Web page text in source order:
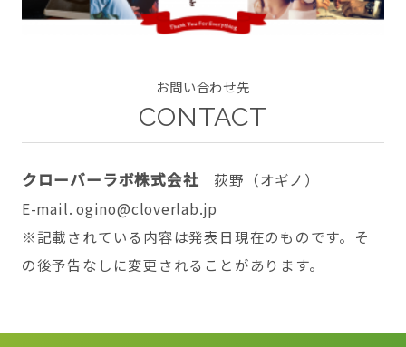
CONTACT
お問い合わせ先
CONTACT
クローバーラボ株式会社 荻野（オギノ）
E-mail. ogino@cloverlab.jp
※記載されている内容は発表日現在のものです。そ
の後予告なしに変更されることがあります。